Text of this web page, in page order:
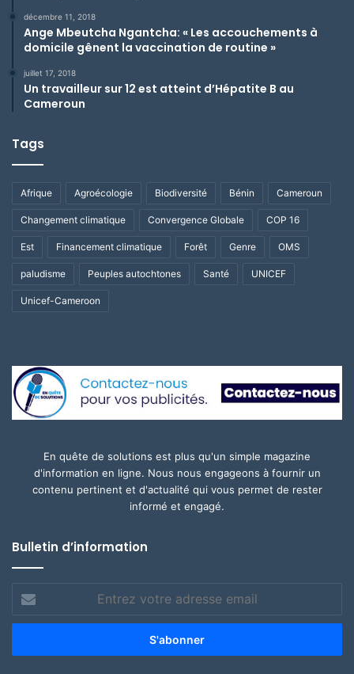
décembre 11, 2018
Ange Mbeutcha Ngantcha: « Les accouchements à
domicile gênent la vaccination de routine »
juillet 17, 2018
Un travailleur sur 12 est atteint d’Hépatite B au
Cameroun
Tags
Afrique Agroécologie Biodiversité Bénin Cameroun
Changement climatique Convergence Globale COP 16
Est Financement climatique Forêt Genre OMS
paludisme Peuples autochtones Santé UNICEF
Unicef-Cameroon
En quête de solutions est plus qu'un simple magazine
d'information en ligne. Nous nous engageons à fournir un
contenu pertinent et d'actualité qui vous permet de rester
informé et engagé.
Bulletin d’information
votre
adresse